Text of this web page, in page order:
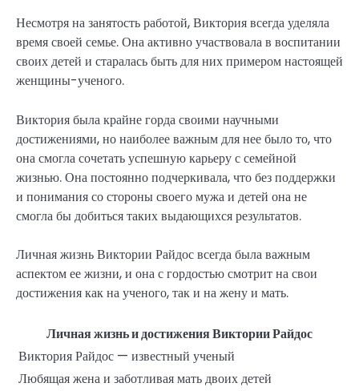
Несмотря на занятость работой, Виктория всегда уделяла
время своей семье. Она активно участвовала в воспитании
своих детей и старалась быть для них примером настоящей
женщины-ученого.
Виктория была крайне горда своими научными
достижениями, но наиболее важным для нее было то, что
она смогла сочетать успешную карьеру с семейной
жизнью. Она постоянно подчеркивала, что без поддержки
и понимания со стороны своего мужа и детей она не
смогла бы добиться таких выдающихся результатов.
Личная жизнь Виктории Райдос всегда была важным
аспектом ее жизни, и она с гордостью смотрит на свои
достижения как на ученого, так и на жену и мать.
Личная жизнь и достижения Виктории Райдос
Виктория Райдос — известный ученый
Любящая жена и заботливая мать двоих детей